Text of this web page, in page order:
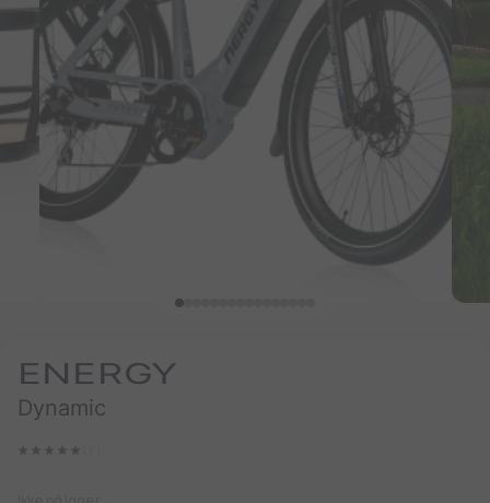
ENERGY
Dynamic